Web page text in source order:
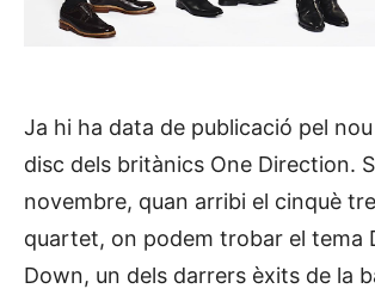
Ja hi ha data de publicació pel
disc dels britànics One Direction.
novembre, quan arribi el cinquè
quartet, on podem trobar el tema
Down, un dels darrers èxits de la